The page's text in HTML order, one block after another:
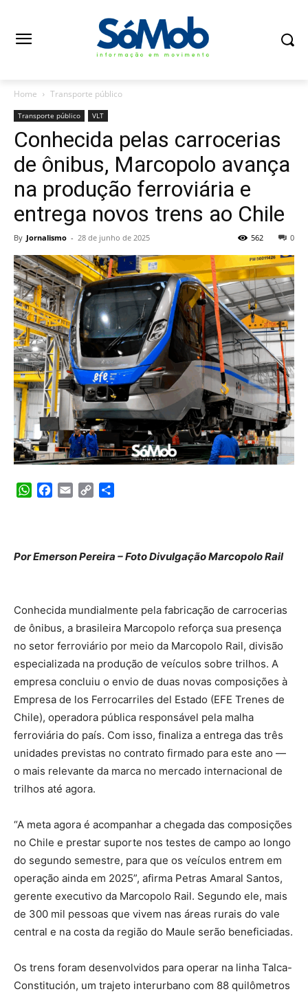
Home Transporte público
Transporte público VLT
Conhecida pelas carrocerias
de ônibus, Marcopolo avança
na produção ferroviária e
entrega novos trens ao Chile
By Jornalismo - 28 de junho de 2025 0
562
WhatsApp
Facebook
Email Copy
Por Emerson Pereira – Foto Divulgação Marcopolo Rail
Conhecida mundialmente pela fabricação de carrocerias
de ônibus, a brasileira Marcopolo reforça sua presença
no setor ferroviário por meio da Marcopolo Rail, divisão
especializada na produção de veículos sobre trilhos. A
empresa concluiu o envio de duas novas composições à
Empresa de los Ferrocarriles del Estado (EFE Trenes de
Chile), operadora pública responsável pela malha
ferroviária do país. Com isso, finaliza a entrega das três
unidades previstas no contrato firmado para este ano —
o mais relevante da marca no mercado internacional de
trilhos até agora.
“A meta agora é acompanhar a chegada das composições
no Chile e prestar suporte nos testes de campo ao longo
do segundo semestre, para que os veículos entrem em
operação ainda em 2025”, afirma Petras Amaral Santos,
gerente executivo da Marcopolo Rail. Segundo ele, mais
de 300 mil pessoas que vivem nas áreas rurais do vale
central e na costa da região do Maule serão beneficiadas.
Os trens foram desenvolvidos para operar na linha Talca-
Constitución, um trajeto interurbano com 88 quilômetros